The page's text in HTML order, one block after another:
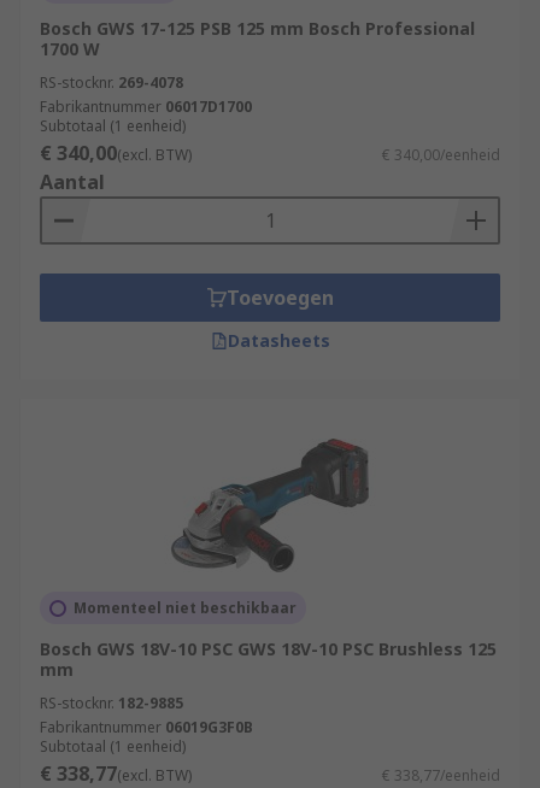
Bosch GWS 17-125 PSB 125 mm Bosch Professional
1700 W
RS-stocknr. 269-4078
Fabrikantnummer 06017D1700
Subtotaal (1 eenheid)
€ 340,00(excl. BTW) € 340,00/eenheid
Aantal
Toevoegen
Datasheets
Momenteel niet beschikbaar
Bosch GWS 18V-10 PSC GWS 18V-10 PSC Brushless 125
mm
RS-stocknr. 182-9885
Fabrikantnummer 06019G3F0B
Subtotaal (1 eenheid)
€ 338,77(excl. BTW) € 338,77/eenheid